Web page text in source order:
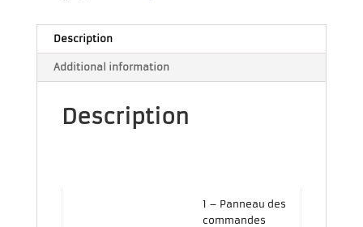
Description
Additional information
Description
1 – Panneau des
commandes